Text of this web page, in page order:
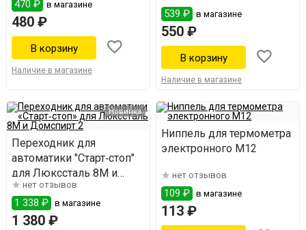
470 ₽ в магазине
480 ₽
Наличие в магазине
539 ₽ в магазине
550 ₽
Наличие в магазине
Новинка
Переходник для
автоматики "Старт‑стоп"
для Люкссталь 8М и
Домспирт 2
нет отзывов
1 338 ₽ в магазине
1 380 ₽
Ниппель для термометра
электронного М12
нет отзывов
109 ₽ в магазине
113 ₽